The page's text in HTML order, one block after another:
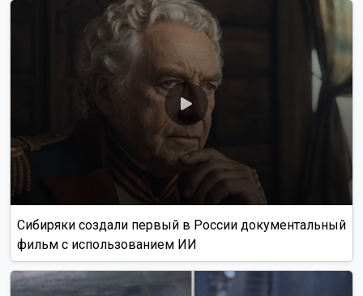
Сибиряки создали первый в России документальный
фильм с использованием ИИ